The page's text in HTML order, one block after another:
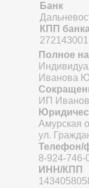
Банк
КПП
272143001
Полное
Иванова
ИП
Амурская
ул.
Телефон/
8-924-746-
ИНН/КПП